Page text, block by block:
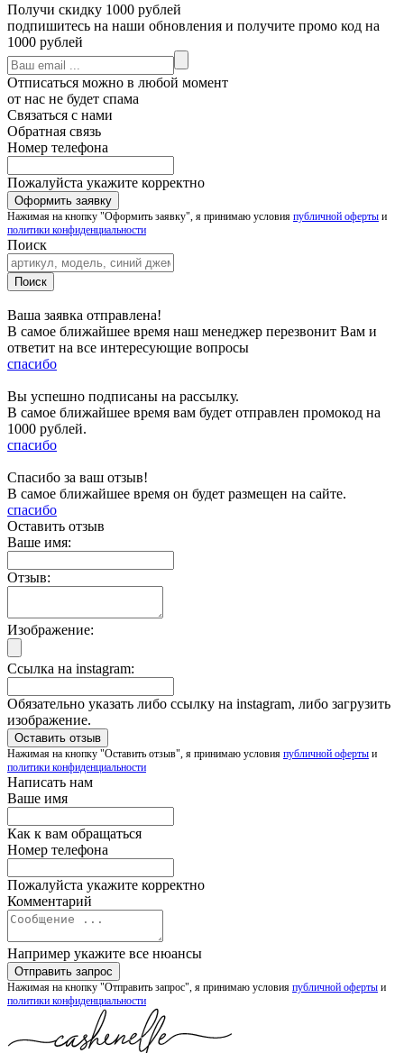
Получи скидку 1000 рублей
подпишитесь на наши обновления и получите промо код на
1000 рублей
Отписаться можно в любой момент
от нас не будет спама
Связаться с нами
Обратная связь
Номер телефона
Пожалуйста укажите корректно
Нажимая на кнопку "Оформить заявку", я принимаю условия публичной оферты и
политики конфиденциальности
Поиск
Ваша заявка отправлена!
В самое ближайшее время наш менеджер перезвонит Вам и
ответит на все интересующие вопросы
спасибо
Вы успешно подписаны на рассылку.
В самое ближайшее время вам будет отправлен промокод на
1000 рублей.
спасибо
Спасибо за ваш отзыв!
В самое ближайшее время он будет размещен на сайте.
спасибо
Оставить отзыв
Ваше имя:
Отзыв:
Изображение:
Ссылка на instagram:
Обязательно указать либо ссылку на instagram, либо загрузить
изображение.
Нажимая на кнопку "Оставить отзыв", я принимаю условия публичной оферты и
политики конфиденциальности
Написать нам
Ваше имя
Как к вам обращаться
Номер телефона
Пожалуйста укажите корректно
Комментарий
Например укажите все нюансы
Нажимая на кнопку "Отправить запрос", я принимаю условия публичной оферты и
политики конфиденциальности